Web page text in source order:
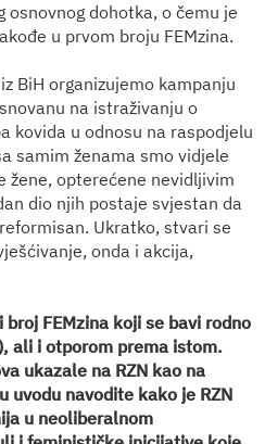
dohotka, o čemu je
u prvom broju FEMzina.
BiH organizujemo kampanju
na istraživanju o
kovida u odnosu na raspodjelu
samim ženama smo vidjele
žene, opterećene nevidljivim
dio njih postaje svjestan da
Ukratko, stvari se
onda i akcija,
FEMzina koji se bavi rodno
ali i otporom prema istom.
ukazale na RZN kao na
uvodu navodite kako je RZN
u neoliberalnom